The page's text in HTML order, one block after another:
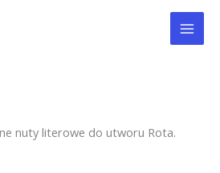
nuty literowe do utworu Rota.